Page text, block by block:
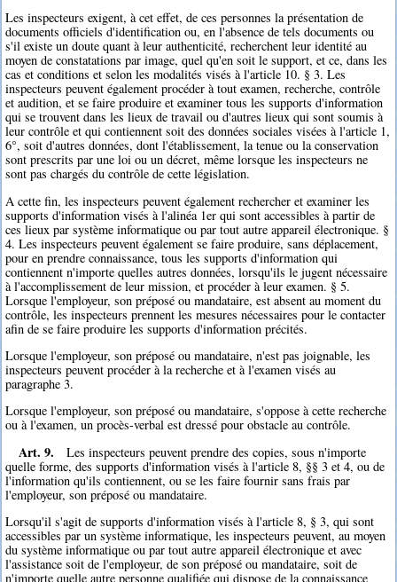
Les inspecteurs exigent, à cet effet, de ces personnes la présentation de
documents officiels d'identification ou, en l'absence de tels documents ou
s'il existe un doute quant à leur authenticité, recherchent leur identité au
moyen de constatations par image, quel qu'en soit le support, et ce, dans les
cas et conditions et selon les modalités visés à l'article 10. § 3. Les
inspecteurs peuvent également procéder à tout examen, recherche, contrôle
et audition, et se faire produire et examiner tous les supports d'information
qui se trouvent dans les lieux de travail ou d'autres lieux qui sont soumis à
leur contrôle et qui contiennent soit des données sociales visées à l'article 1,
6°, soit d'autres données, dont l'établissement, la tenue ou la conservation
sont prescrits par une loi ou un décret, même lorsque les inspecteurs ne
sont pas chargés du contrôle de cette législation.
A cette fin, les inspecteurs peuvent également rechercher et examiner les
supports d'information visés à l'alinéa 1er qui sont accessibles à partir de
ces lieux par système informatique ou par tout autre appareil électronique. §
4. Les inspecteurs peuvent également se faire produire, sans déplacement,
pour en prendre connaissance, tous les supports d'information qui
contiennent n'importe quelles autres données, lorsqu'ils le jugent nécessaire
à l'accomplissement de leur mission, et procéder à leur examen. § 5.
Lorsque l'employeur, son préposé ou mandataire, est absent au moment du
contrôle, les inspecteurs prennent les mesures nécessaires pour le contacter
afin de se faire produire les supports d'information précités.
Lorsque l'employeur, son préposé ou mandataire, n'est pas joignable, les
inspecteurs peuvent procéder à la recherche et à l'examen visés au
paragraphe 3.
Lorsque l'employeur, son préposé ou mandataire, s'oppose à cette recherche
ou à l'examen, un procès-verbal est dressé pour obstacle au contrôle.
Art. 9.
Les inspecteurs peuvent prendre des copies, sous n'importe
quelle forme, des supports d'information visés à l'article 8, §§ 3 et 4, ou de
l'information qu'ils contiennent, ou se les faire fournir sans frais par
l'employeur, son préposé ou mandataire.
Lorsqu'il s'agit de supports d'information visés à l'article 8, § 3, qui sont
accessibles par un système informatique, les inspecteurs peuvent, au moyen
du système informatique ou par tout autre appareil électronique et avec
l'assistance soit de l'employeur, de son préposé ou mandataire, soit de
n'importe quelle autre personne qualifiée qui dispose de la connaissance